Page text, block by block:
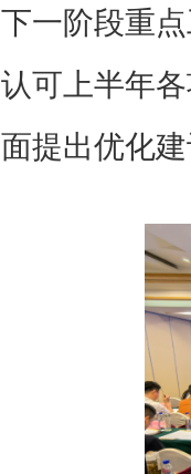
下一阶段重
认可上半年
面提出优化